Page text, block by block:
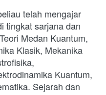
telah mengajar
tingkat sarjana dan
Medan Kuantum,
Klasik, Mekanika
Kuantum,
Sejarah dan